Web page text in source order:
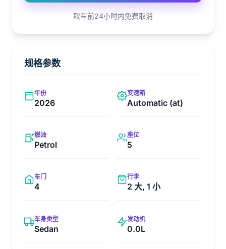
取车前24小时内免费取消
规格参数
年份
2026
变速箱
Automatic (at)
燃油
Petrol
座位
5
车门
4
行李
2 大, 1 小
车身类型
Sedan
发动机
0.0L